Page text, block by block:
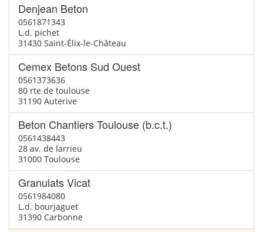
Denjean Beton
0561871343
L.d. pichet
31430 Saint-Élix-le-Château
Cemex Betons Sud Ouest
0561373636
80 rte de toulouse
31190 Auterive
Beton Chantiers Toulouse (b.c.t.)
0561438443
28 av. de larrieu
31000 Toulouse
Granulats Vicat
0561984080
L.d. bourjaguet
31390 Carbonne